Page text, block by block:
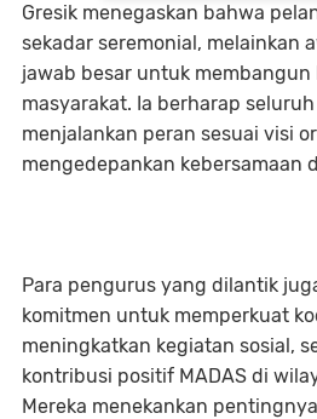
Gresik menegaskan bahwa
sekadar seremonial, melainkan
jawab besar untuk
masyarakat. Ia berharap
menjalankan peran sesuai visi
mengedepankan kebersamaan
Para pengurus yang dilantik
komitmen untuk memperkuat
meningkatkan kegiatan sosial,
kontribusi positif MADAS di
Mereka menekankan